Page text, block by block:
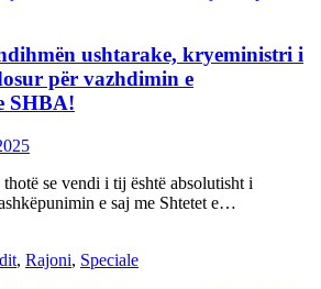
ushtarake, kryeministri i
për vazhdimin e
SHBA!
se vendi i tij është absolutisht i
e saj me Shtetet e…
, Rajoni, Speciale